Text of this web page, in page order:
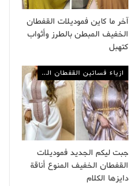
آخر ما كاين فموديلات القفطان
الخفيف المبطن بالطرز وأثواب
كتهبل
ازياء فساتين القفطان المغربي
جبت ليكم الجديد فموديلات
القفطان الخفيف المنوع أناقة
دايزها الكلام